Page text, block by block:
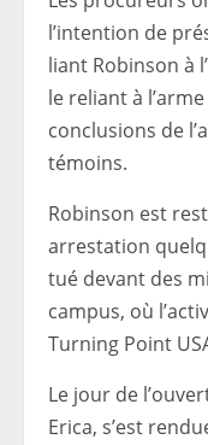
l’intention de
liant Robinson à
le reliant à
conclusions de
témoins.
Robinson est
arrestation
tué devant des
campus, où
Turning Point
Le jour de
Erica, s’est